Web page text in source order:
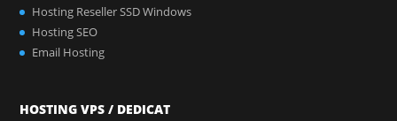
Hosting Reseller SSD Windows
Hosting SEO
Email Hosting
HOSTING VPS / DEDICAT